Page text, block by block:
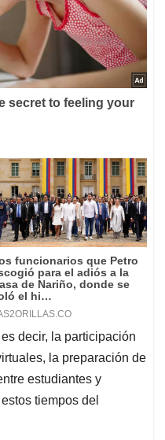
decir, la participación
la preparación de
estudiantes y
tiempos del